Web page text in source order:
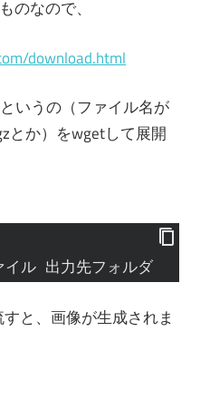
のなので、
download.html
いうの（ファイル名が
とか）をwgetして展開
ル 出力先フォルダ
と、画像が生成されま